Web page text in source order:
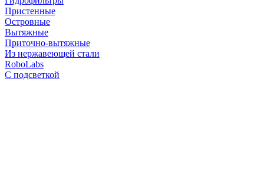
Пристенные
Островные
Вытяжные
Приточно-вытяжные
Из нержавеющей стали
RoboLabs
С подсветкой